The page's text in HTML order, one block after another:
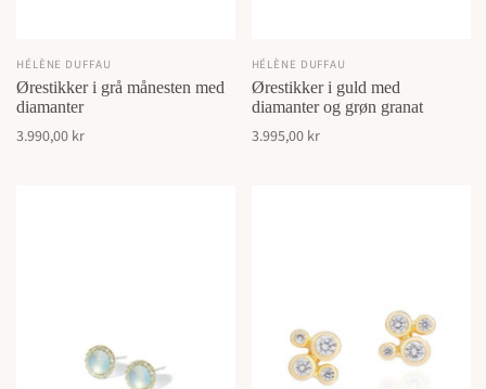
HÉLÈNE DUFFAU
Ørestikker i grå månesten med
diamanter
3.990,00 kr
HÉLÈNE DUFFAU
Ørestikker i guld med
diamanter og grøn granat
3.995,00 kr